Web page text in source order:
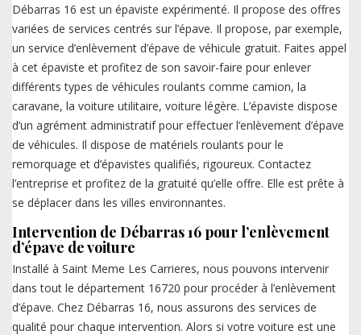
Débarras 16 est un épaviste expérimenté. Il propose des offres
variées de services centrés sur l’épave. Il propose, par exemple,
un service d’enlèvement d’épave de véhicule gratuit. Faites appel
à cet épaviste et profitez de son savoir-faire pour enlever
différents types de véhicules roulants comme camion, la
caravane, la voiture utilitaire, voiture légère. L’épaviste dispose
d’un agrément administratif pour effectuer l’enlèvement d’épave
de véhicules. Il dispose de matériels roulants pour le
remorquage et d’épavistes qualifiés, rigoureux. Contactez
l’entreprise et profitez de la gratuité qu’elle offre. Elle est prête à
se déplacer dans les villes environnantes.
Intervention de Débarras 16 pour l’enlèvement
d’épave de voiture
Installé à Saint Meme Les Carrieres, nous pouvons intervenir
dans tout le département 16720 pour procéder à l’enlèvement
d’épave. Chez Débarras 16, nous assurons des services de
qualité pour chaque intervention. Alors si votre voiture est une